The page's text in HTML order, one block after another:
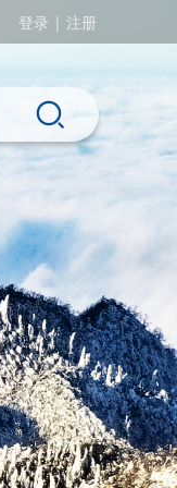
登录 | 注册